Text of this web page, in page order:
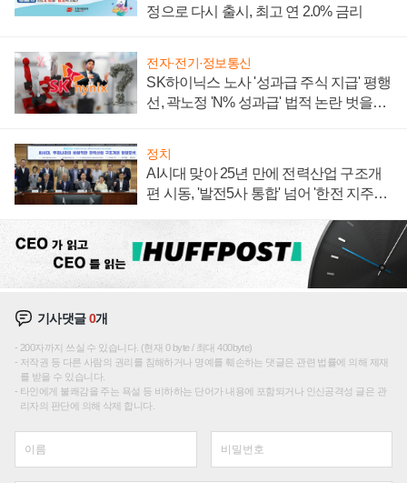
정으로 다시 출시, 최고 연 2.0% 금리
전자·전기·정보통신
SK하이닉스 노사 '성과급 주식 지급' 평행
선, 곽노정 'N% 성과급' 법적 논란 벗을지
정치
AI시대 맞아 25년 만에 전력산업 구조개
편 시동, '발전5사 통합' 넘어 '한전 지주사'
기사댓글0개
200자까지 쓰실 수 있습니다. (현재 0 byte / 최대 400byte)
저작권 등 다른 사람의 권리를 침해하거나 명예를 훼손하는 댓글은 관련 법률에 의해 제재
를 받을 수 있습니다.
타인에게 불쾌감을 주는 욕설 등 비하하는 단어가 내용에 포함되거나 인신공격성 글은 관
리자의 판단에 의해 삭제 합니다.